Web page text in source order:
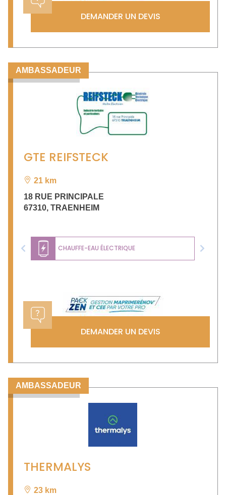
DEMANDER UN DEVIS
AMBASSADEUR
GTE REIFSTECK
21 km
18 RUE PRINCIPALE
67310, TRAENHEIM
CHAUFFE-EAU ÉLECTRIQUE
Previous Next
DEMANDER UN DEVIS
AMBASSADEUR
THERMALYS
23 km